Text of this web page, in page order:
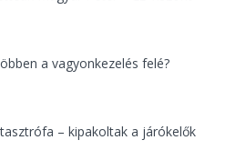
a vagyonkezelés felé?
– kipakoltak a járókelők